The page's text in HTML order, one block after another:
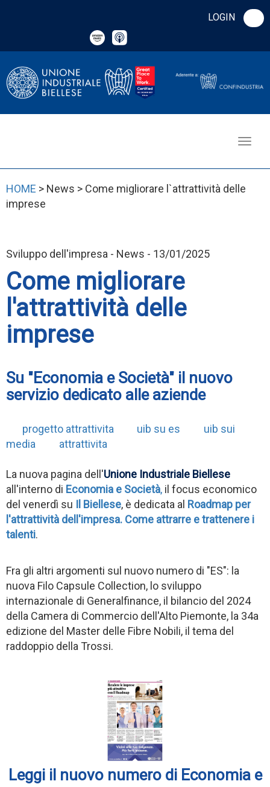
LOGIN
HOME > News > Come migliorare l`attrattività delle
imprese
Sviluppo dell'impresa - News - 13/01/2025
Come migliorare
l'attrattività delle
imprese
Su "Economia e Società" il nuovo
servizio dedicato alle aziende
progetto attrattivita uib su es
uib sui
media
attrattivita
La nuova pagina dell'Unione Industriale Biellese
all'interno di Economia e Società, il focus economico
del venerdì su Il Biellese, è dedicata al Roadmap per
l'attrattività dell'impresa. Come attrarre e trattenere i
talenti.
Fra gli altri argomenti sul nuovo numero di "ES": la
nuova Filo Capsule Collection, lo sviluppo
internazionale di Generalfinance, il bilancio del 2024
della Camera di Commercio dell'Alto Piemonte, la 34a
edizione del Master delle Fibre Nobili, il tema del
raddoppio della Trossi.
Leggi il nuovo numero di Economia e